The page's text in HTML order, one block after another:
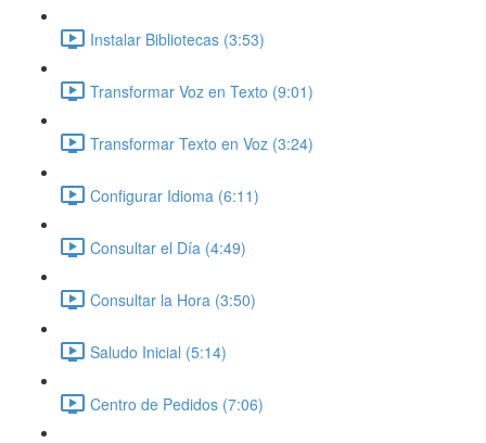
Instalar Bibliotecas (3:53)
Transformar Voz en Texto (9:01)
Transformar Texto en Voz (3:24)
Configurar Idioma (6:11)
Consultar el Día (4:49)
Consultar la Hora (3:50)
Saludo Inicial (5:14)
Centro de Pedidos (7:06)